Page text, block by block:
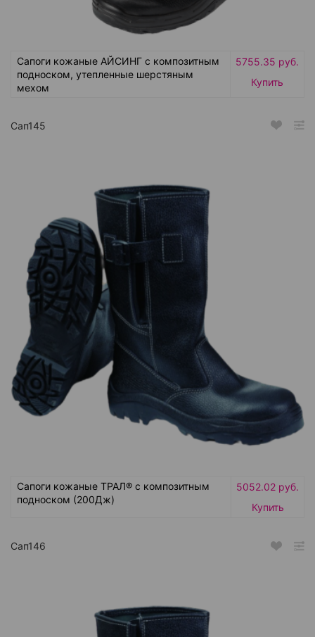
Сапоги кожаные АЙСИНГ с композитным
подноском, утепленные шерстяным
мехом
5755.35 руб.
Купить
Сап145
Сапоги кожаные ТРАЛ® с композитным
подноском (200Дж)
5052.02 руб.
Купить
Сап146